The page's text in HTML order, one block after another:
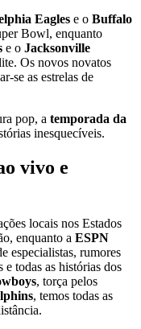
Eagles e o Buffalo
Bowl, enquanto
e o Jacksonville
Os novos novatos
se as estrelas de
pop, a temporada da
inesquecíveis.
vivo e
locais nos Estados
enquanto a ESPN
especialistas, rumores
e todas as histórias dos
, torça pelos
, temos todas as